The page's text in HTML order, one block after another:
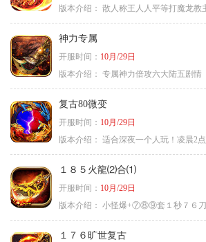
版本介绍： 散人称王人人平等打魔龙教
神力专属
开服时间： 10月/29日
版本介绍： 专属神力倍攻六大陆五剧情
复古80微变
开服时间： 10月/29日
版本介绍： 适合深夜一个人玩！凌晨2点
１８５火龍⑵合⑴
开服时间： 10月/29日
版本介绍： 小怪爆+⑦⑧⑨套１秒７６刀９
１７６旷世复古